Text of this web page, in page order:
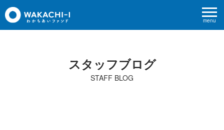
menu
スタッフブログ
STAFF BLOG